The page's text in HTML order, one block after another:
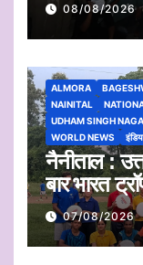
08/08/2026
ALMORA
NAINITAL
UDHAM SINGH
WORLD NEWS
नैनीताल :
बार भारत
07/08/2026